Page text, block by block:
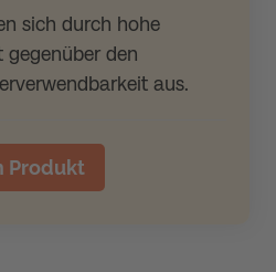
sich durch hohe
den
aus.
Produkt